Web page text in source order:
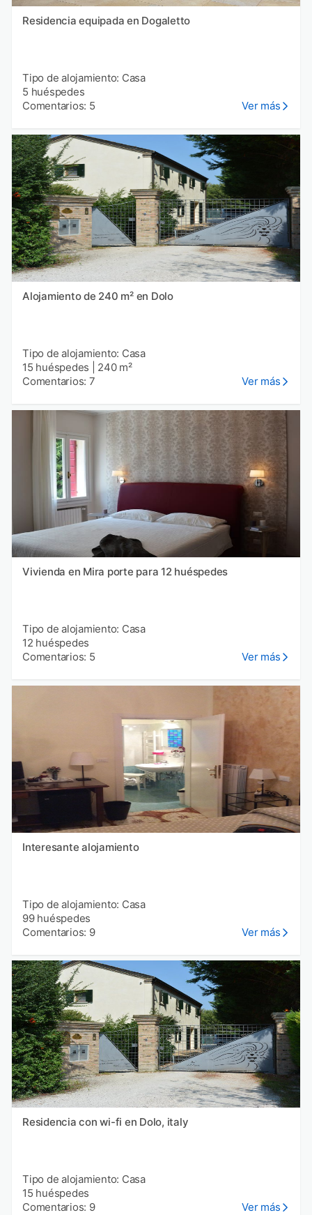
Residencia equipada en Dogaletto
Tipo de alojamiento: Casa
5 huéspedes
Comentarios: 5
Ver más
Alojamiento de 240 m² en Dolo
Tipo de alojamiento: Casa
15 huéspedes
240 m²
Comentarios: 7
Ver más
Vivienda en Mira porte para 12 huéspedes
Tipo de alojamiento: Casa
12 huéspedes
Comentarios: 5
Ver más
Interesante alojamiento
Tipo de alojamiento: Casa
99 huéspedes
Comentarios: 9
Ver más
Residencia con wi-fi en Dolo, italy
Tipo de alojamiento: Casa
15 huéspedes
Comentarios: 9
Ver más